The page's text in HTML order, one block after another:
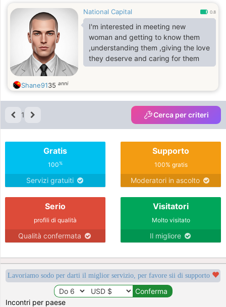
National Capital 0.8
I'm interested in meeting new
woman and getting to know them
,understanding them ,giving the love
they deserve and caring for them
Shane9135 anni
1 Cerca per criteri
Gratis
100%
Servizi gratuiti
Supporto
100% gratis
Moderatori in ascolto
Serio
profili di qualità
Qualità confermata
Visitatori
Molto visitato
Il migliore
Lavoriamo sodo per darti il miglior servizio, per favore sii di supporto
Incontri per paese